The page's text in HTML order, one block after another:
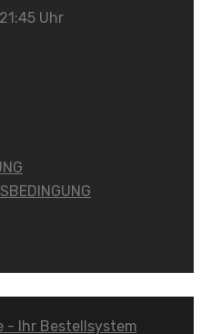
Uhr
- Ihr Bestellsystem